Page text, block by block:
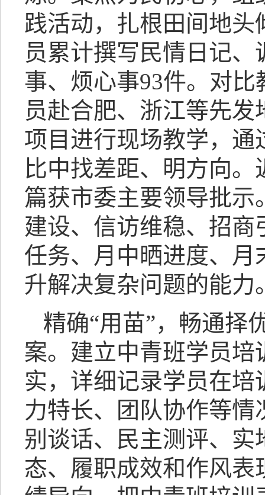
践活动，扎根田间地
员累计撰写民情日记
事、烦心事93件。对
员赴合肥、浙江等先
项目进行现场教学，通
比中找差距、明方向
篇获市委主要领导批
建设、信访维稳、招
任务、月中晒进度、月
升解决复杂问题的能力
精确“用苗”，畅通择
案。建立中青班学员
实，详细记录学员在
力特长、团队协作等情
别谈话、民主测评、
态、履职成效和作风表